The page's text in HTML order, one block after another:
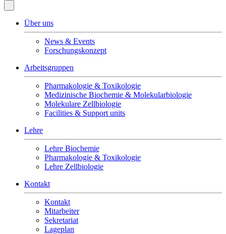
Über uns
News & Events
Forschungskonzept
Arbeitsgruppen
Pharmakologie & Toxikologie
Medizinische Biochemie & Molekularbiologie
Molekulare Zellbiologie
Facilities & Support units
Lehre
Lehre Biochemie
Pharmakologie & Toxikologie
Lehre Zellbiologie
Kontakt
Kontakt
Mitarbeiter
Sekretariat
Lageplan